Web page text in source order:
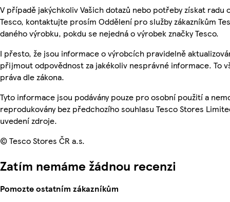
V případě jakýchkoliv Vašich dotazů nebo potřeby získat radu
Tesco, kontaktujte prosím Oddělení pro služby zákazníkům
daného výrobku, pokdu se nejedná o výrobek značky Tesco.
I přesto, že jsou informace o výrobcích pravidelně
přijmout odpovědnost za jakékoliv nesprávné informace. To
práva dle zákona.
Tyto informace jsou podávány pouze pro osobní použití a
reprodukovány bez předchozího souhlasu Tesco Stores
uvedení zdroje.
© Tesco Stores ČR a.s.
Zatím nemáme žádnou recenzi
Pomozte ostatním zákazníkům